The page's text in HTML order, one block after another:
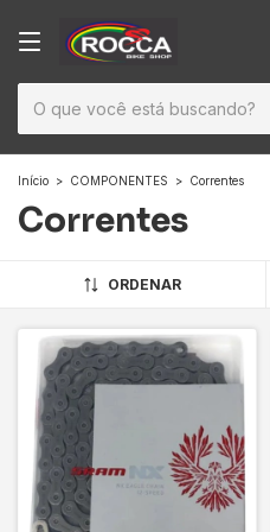
Início > COMPONENTES > Correntes
Correntes
ORDENAR